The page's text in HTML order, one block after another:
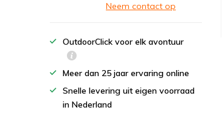
Neem contact op
OutdoorClick voor elk avontuur
Meer dan 25 jaar ervaring online
Snelle levering uit eigen voorraad
in Nederland